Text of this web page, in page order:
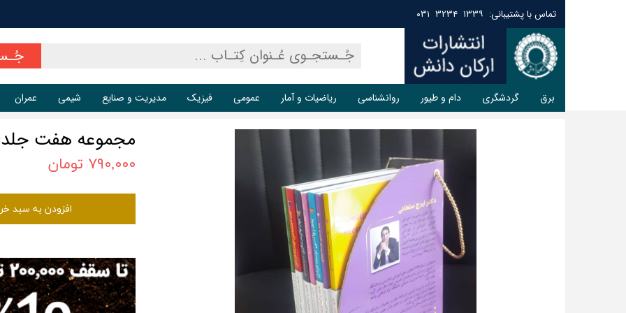
برق گردشگری دام و طیور روانشناسی ریاضیات و آمار عمومی فیزیک مدیریت و صنایع شیمی عمران
تماس با پشتیبانی: ۱۳۳۹ ۳۲۳۴ ۰۳۱
مجموعه هفت
۷۹۰,۰۰۰ تومان
افزودن به سبد